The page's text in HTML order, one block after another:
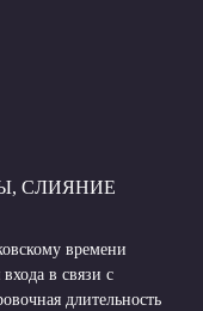
СЛИЯНИЕ
времени
в связи с
длительность